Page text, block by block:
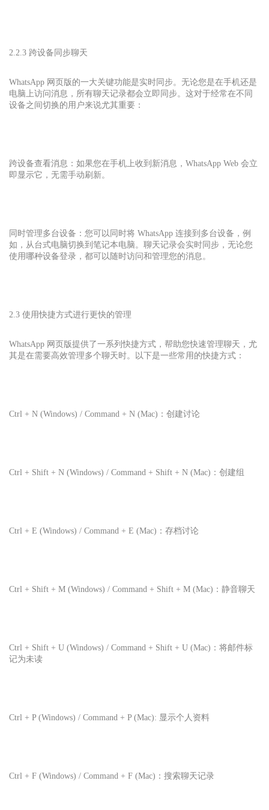
2.2.3 跨设备同步聊天
WhatsApp 网页版的一大关键功能是实时同步。无论您是在手机还是
电脑上访问消息，所有聊天记录都会立即同步。这对于经常在不同
设备之间切换的用户来说尤其重要：
跨设备查看消息：如果您在手机上收到新消息，WhatsApp Web 会立
即显示它，无需手动刷新。
同时管理多台设备：您可以同时将 WhatsApp 连接到多台设备，例
如，从台式电脑切换到笔记本电脑。聊天记录会实时同步，无论您
使用哪种设备登录，都可以随时访问和管理您的消息。
2.3 使用快捷方式进行更快的管理
WhatsApp 网页版提供了一系列快捷方式，帮助您快速管理聊天，尤
其是在需要高效管理多个聊天时。以下是一些常用的快捷方式：
Ctrl + N (Windows) / Command + N (Mac)：创建讨论
Ctrl + Shift + N (Windows) / Command + Shift + N (Mac)：创建组
Ctrl + E (Windows) / Command + E (Mac)：存档讨论
Ctrl + Shift + M (Windows) / Command + Shift + M (Mac)：静音聊天
Ctrl + Shift + U (Windows) / Command + Shift + U (Mac)：将邮件标
记为未读
Ctrl + P (Windows) / Command + P (Mac): 显示个人资料
Ctrl + F (Windows) / Command + F (Mac)：搜索聊天记录